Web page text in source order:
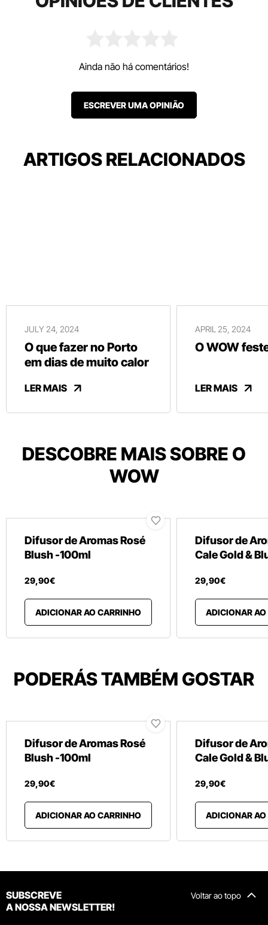
Ainda não há comentários!
ESCREVER UMA OPINIÃO
ARTIGOS RELACIONADOS
JULY 24, 2024
O que fazer no Porto
em dias de muito calor
LER MAIS
APRIL 25, 2024
O WOW
LER MAIS
DESCOBRE MAIS SOBRE O
WOW
Difusor de Aromas Rosé
Blush -100ml
29,90€
ADICIONAR AO CARRINHO
Difusor de
Cale Gold &
29,90€
ADICIONAR
PODERÁS TAMBÉM GOSTAR
Difusor de Aromas Rosé
Blush -100ml
29,90€
ADICIONAR AO CARRINHO
Difusor de
Cale Gold &
29,90€
ADICIONAR
Voltar ao topo
SUBSCREVE
A NOSSA NEWSLETTER!